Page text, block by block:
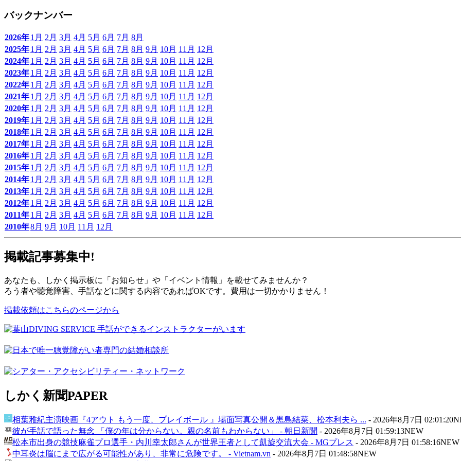
バックナンバー
2026年1月 2月 3月 4月 5月 6月 7月 8月
2025年1月 2月 3月 4月 5月 6月 7月 8月 9月 10月 11月 12月
2024年1月 2月 3月 4月 5月 6月 7月 8月 9月 10月 11月 12月
2023年1月 2月 3月 4月 5月 6月 7月 8月 9月 10月 11月 12月
2022年1月 2月 3月 4月 5月 6月 7月 8月 9月 10月 11月 12月
2021年1月 2月 3月 4月 5月 6月 7月 8月 9月 10月 11月 12月
2020年1月 2月 3月 4月 5月 6月 7月 8月 9月 10月 11月 12月
2019年1月 2月 3月 4月 5月 6月 7月 8月 9月 10月 11月 12月
2018年1月 2月 3月 4月 5月 6月 7月 8月 9月 10月 11月 12月
2017年1月 2月 3月 4月 5月 6月 7月 8月 9月 10月 11月 12月
2016年1月 2月 3月 4月 5月 6月 7月 8月 9月 10月 11月 12月
2015年1月 2月 3月 4月 5月 6月 7月 8月 9月 10月 11月 12月
2014年1月 2月 3月 4月 5月 6月 7月 8月 9月 10月 11月 12月
2013年1月 2月 3月 4月 5月 6月 7月 8月 9月 10月 11月 12月
2012年1月 2月 3月 4月 5月 6月 7月 8月 9月 10月 11月 12月
2011年1月 2月 3月 4月 5月 6月 7月 8月 9月 10月 11月 12月
2010年8月 9月 10月 11月 12月
掲載記事募集中!
あなたも、しかく掲示板に「お知らせ」や「イベント情報」を載せてみませんか？
ろう者や聴覚障害、手話などに関する内容であればOKです。費用は一切かかりません！
掲載依頼はこちらのページから
しかく新聞PAPER
相葉雅紀主演映画『4アウト もう一度、プレイボール 』場面写真公開＆黒島結菜、松本利夫ら ... - 2026年8月7日 02:01:20
彼が手話で語った無念 「僕の年は分からない。親の名前もわからない」 - 朝日新聞 - 2026年8月7日 01:59:13NEW
松本市出身の競技麻雀プロ選手・内川幸太郎さんが世界王者として凱旋交流大会 - MGプレス - 2026年8月7日 01:58:16NEW
中耳炎は脳にまで広がる可能性があり、非常に危険です。 - Vietnam.vn - 2026年8月7日 01:48:58NEW